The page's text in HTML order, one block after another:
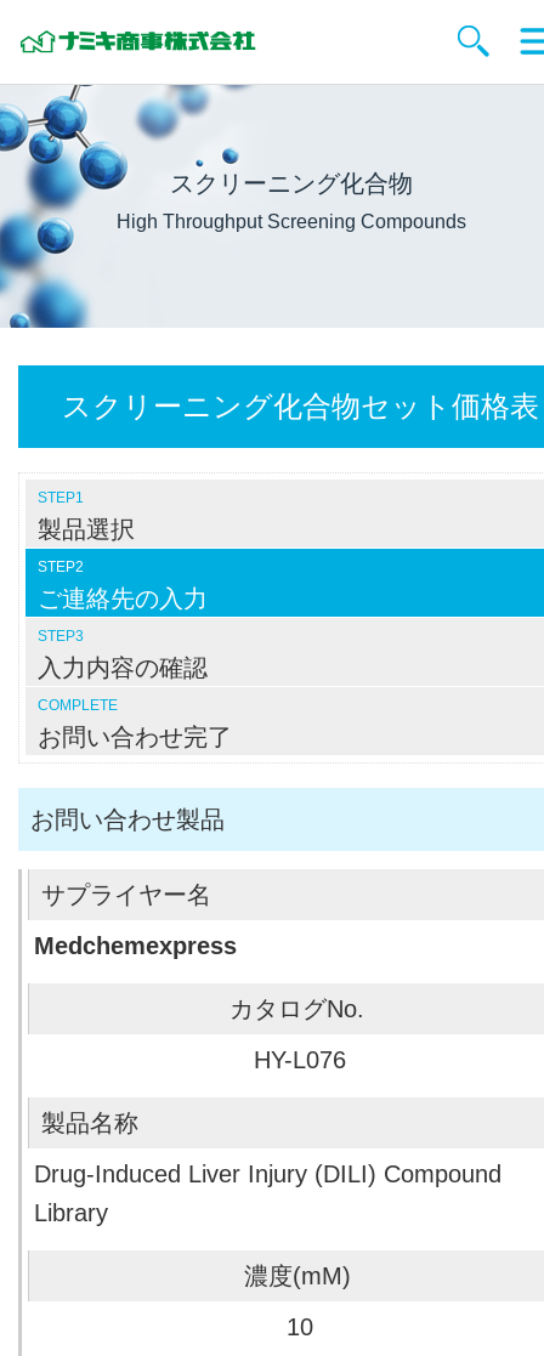
スクリーニング化合物
High Throughput Screening Compounds
スクリーニング化合物セット価格表
STEP1
製品選択
STEP2
ご連絡先の入力
STEP3
入力内容の確認
COMPLETE
お問い合わせ完了
お問い合わせ製品
Medchemexpress
HY-L076
Drug-Induced Liver Injury (DILI) Compound
Library
10